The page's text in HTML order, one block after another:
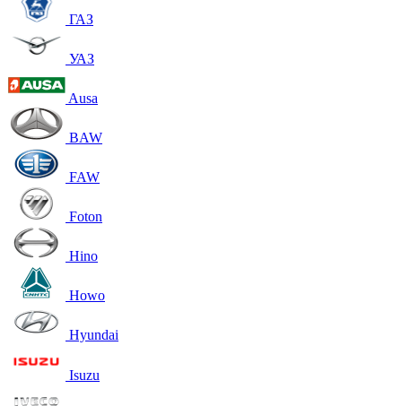
ГАЗ
УАЗ
Ausa
BAW
FAW
Foton
Hino
Howo
Hyundai
Isuzu